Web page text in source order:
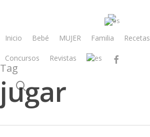
Inicio Bebé MUJER Familia Recetas
Concursos Revistas facebook
search
Tag
jugar